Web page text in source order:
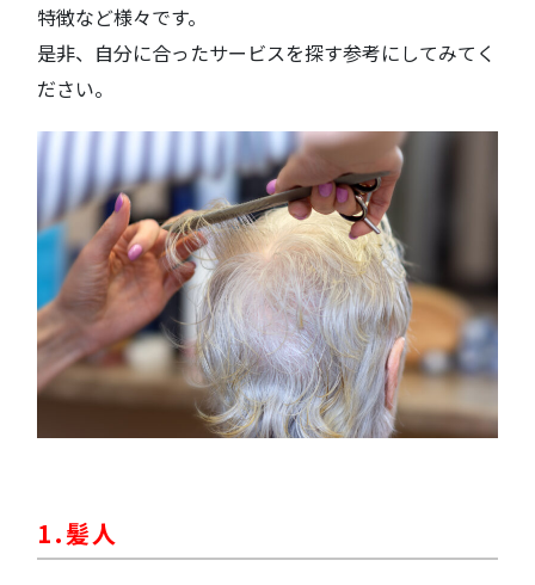
特徴など様々です。
是非、自分に合ったサービスを探す参考にしてみてく
ださい。
1.髪人